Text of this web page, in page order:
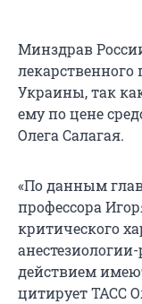
Минздрав
лекарственного
Украины, так
ему по цене
Олега Салагая.
«По данным
профессора
критического
действием
цитирует ТАСС